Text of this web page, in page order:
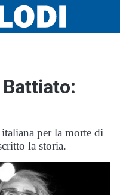
Battiato:
per la morte di
la storia.